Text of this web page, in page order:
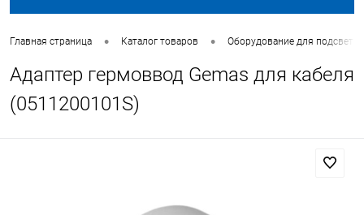
Главная страница • Каталог товаров • Оборудование для
Адаптер гермоввод Gemas для кабеля
(0511200101S)